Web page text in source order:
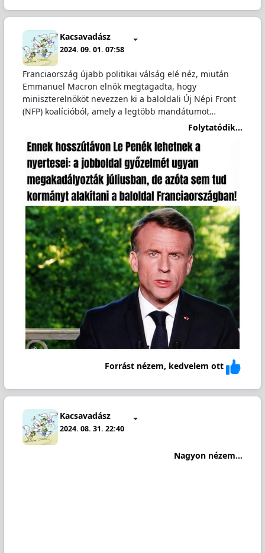
Kacsavadász
2024. 09. 01. 07:58
Franciaország újabb politikai válság elé néz, miután
Emmanuel Macron elnök megtagadta, hogy
miniszterelnököt nevezzen ki a baloldali Új Népi Front
(NFP) koalícióból, amely a legtöbb mandátumot…
Folytatódik...
Forrást nézem, kedvelem ott
Kacsavadász
2024. 08. 31. 22:40
Nagyon nézem...